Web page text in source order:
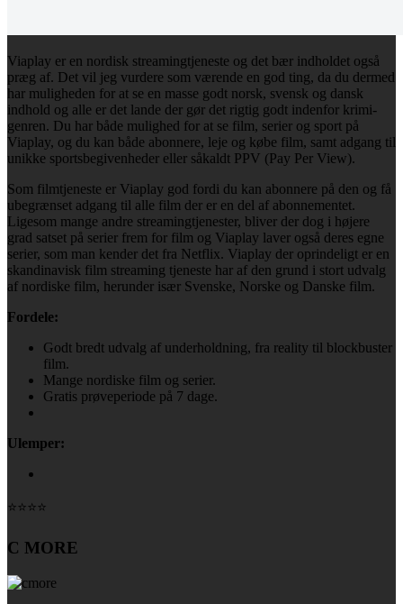
Viaplay er en nordisk streamingtjeneste og det bær indholdet også
præg af. Det vil jeg vurdere som værende en god ting, da du dermed
har muligheden for at se en masse godt norsk, svensk og dansk
indhold og alle er det lande der gør det rigtig godt indenfor krimi-
genren. Du har både mulighed for at se film, serier og sport på
Viaplay, og du kan både abonnere, leje og købe film, samt adgang til
unikke sportsbegivenheder eller såkaldt PPV (Pay Per View).
Som filmtjeneste er Viaplay god fordi du kan abonnere på den og få
ubegrænset adgang til alle film der er en del af abonnementet.
Ligesom mange andre streamingtjenester, bliver der dog i højere
grad satset på serier frem for film og Viaplay laver også deres egne
serier, som man kender det fra Netflix. Viaplay der oprindeligt er en
skandinavisk film streaming tjeneste har af den grund i stort udvalg
af nordiske film, herunder især Svenske, Norske og Danske film.
Fordele:
Godt bredt udvalg af underholdning, fra reality til blockbuster
film.
Mange nordiske film og serier.
Gratis prøveperiode på 7 dage.
Ulemper:
⭐⭐⭐⭐
C MORE